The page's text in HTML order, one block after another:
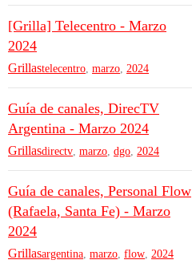
[Grilla] Telecentro - Marzo
2024
Grillastelecentro marzo 2024
Guía de canales, DirecTV
Argentina - Marzo 2024
Grillasdirectv marzo dgo 2024
Guía de canales, Personal Flow
(Rafaela, Santa Fe) - Marzo
2024
Grillasargentina marzo flow 2024